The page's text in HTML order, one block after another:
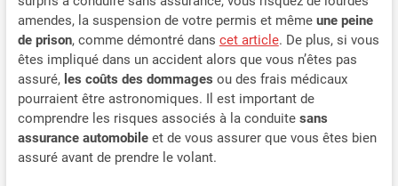
amendes, la suspension de votre permis et même une peine
de prison, comme démontré dans cet article. De plus, si vous
êtes impliqué dans un accident alors que vous n’êtes pas
assuré, les coûts des dommages ou des frais médicaux
pourraient être astronomiques. Il est important de
comprendre les risques associés à la conduite sans
assurance automobileet de vous assurer que vous êtes bien
assuré avant de prendre le volant.